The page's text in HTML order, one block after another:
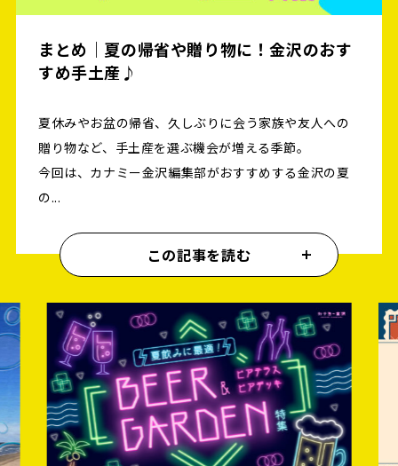
まとめ｜夏の帰省や贈り物に！金沢のおす
すめ手土産♪
夏休みやお盆の帰省、久しぶりに会う家族や友人への
贈り物など、手土産を選ぶ機会が増える季節。
今回は、カナミー金沢編集部がおすすめする金沢の夏
の...
この記事を読む